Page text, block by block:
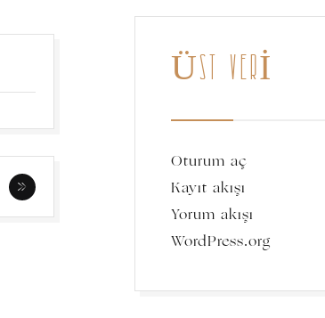
ÜST VERI
Oturum aç
Kayıt akışı
Yorum akışı
WordPress.org